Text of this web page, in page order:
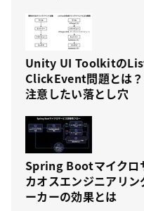
Unity UI Toolkitの
ClickEvent問題とは
注意したい落とし穴
Spring Bootマイクロ
カオスエンジニアリ
ーカーの効果とは